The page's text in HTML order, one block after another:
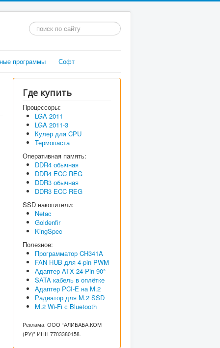
Искать...
программы Софт
Где купить
Процессоры:
LGA 2011
LGA 2011-3
Кулер для CPU
Термопаста
Оперативная память:
DDR4 обычная
DDR4 ECC REG
DDR3 обычная
DDR3 ECC REG
SSD накопители:
Netac
Goldenfir
KingSpec
Полезное:
Программатор CH341A
FAN HUB для 4-pin PWM
Адаптер ATX 24-Pin 90°
SATA кабель в оплётке
Адаптер PCI-E на M.2
Радиатор для M.2 SSD
M.2 Wi-Fi с Bluetooth
Реклама. ООО “АЛИБАБА.КОМ
(РУ)” ИНН 7703380158.